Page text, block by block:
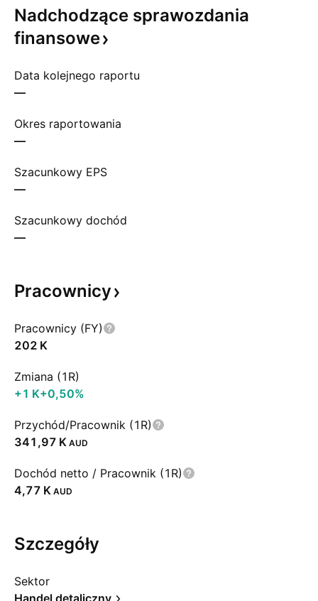
Nadchodzące sprawozdania
finansowe
Data kolejnego raportu
—
Okres raportowania
—
Szacunkowy EPS
—
Szacunkowy dochód
—
Pracownicy
Pracownicy (FY)
‪202 K‬
Zmiana (1R)
‪+1 K‬+0,50%
Przychód/Pracownik (1R)
‪341,97 K‬ AUD
Dochód netto / Pracownik (1R)
‪4,77 K‬ AUD
Szczegóły
Sektor
Handel detaliczny